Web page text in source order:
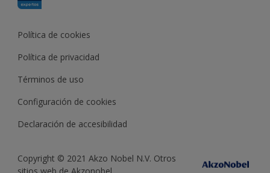
Política de cookies
Política de privacidad
Términos de uso
Configuración de cookies
Declaración de accesibilidad
Copyright © 2021 Akzo Nobel N.V. Otros
sitios web de Akzonobel